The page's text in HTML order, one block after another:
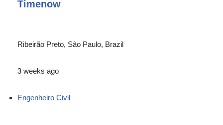
Timenow
Ribeirão Preto, São Paulo, Brazil
3 weeks ago
Engenheiro Civil